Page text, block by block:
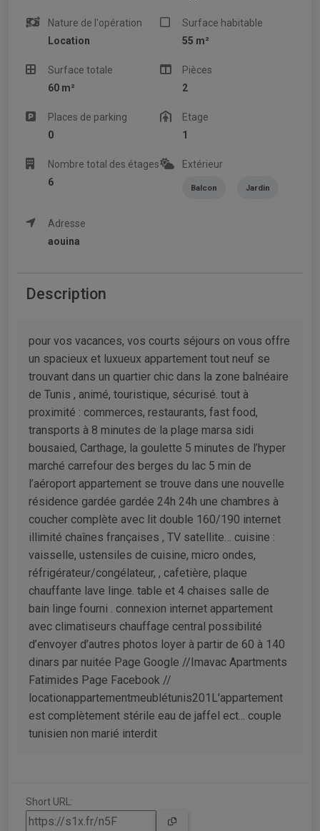
Nature de l'opération
Location
Surface habitable
55 m²
Surface totale
60 m²
Pièces
2
Places de parking
0
Etage
1
Nombre total des étages
6
Extérieur
Balcon Jardin
Adresse
aouina
Description
pour vos vacances, vos courts séjours on vous offre
un spacieux et luxueux appartement tout neuf se
trouvant dans un quartier chic dans la zone balnéaire
de Tunis , animé, touristique, sécurisé. tout à
proximité : commerces, restaurants, fast food,
transports à 8 minutes de la plage marsa sidi
bousaied, Carthage, la goulette 5 minutes de l’hyper
marché carrefour des berges du lac 5 min de
l’aéroport appartement se trouve dans une nouvelle
résidence gardée gardée 24h 24h une chambres à
coucher complète avec lit double 160/190 internet
illimité chaînes françaises , TV satellite… cuisine :
vaisselle, ustensiles de cuisine, micro ondes,
réfrigérateur/congélateur, , cafetière, plaque
chauffante lave linge. table et 4 chaises salle de
bain linge fourni . connexion internet appartement
avec climatiseurs chauffage central possibilité
d’envoyer d’autres photos loyer à partir de 60 à 140
dinars par nuitée Page Google //Imavac Apartments
Fatimides Page Facebook //
locationappartementmeublétunis201L'appartement
est complètement stérile eau de jaffel ect... couple
tunisien non marié interdit
Short URL: